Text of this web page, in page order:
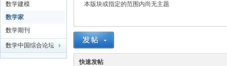
学
数学建模
数学家
数学期刊
数学中国综合论坛
本版块或指定的范围内尚无主题
快速发帖